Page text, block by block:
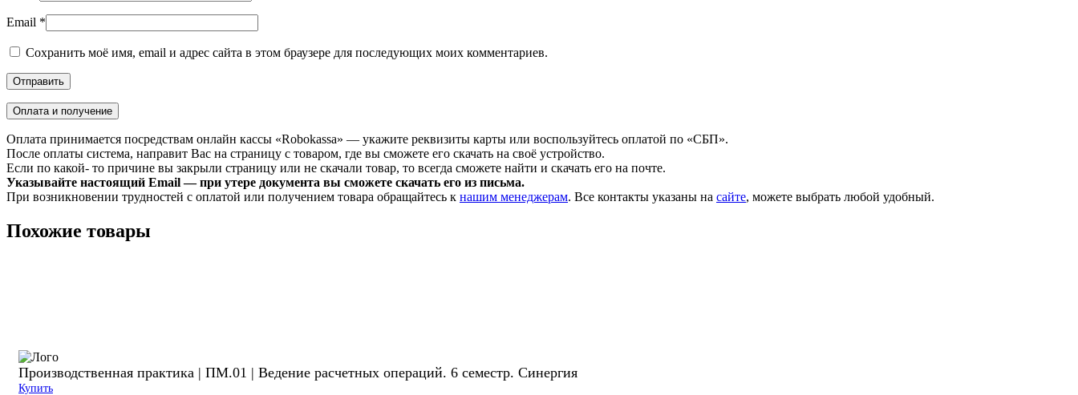
Email *
Сохранить моё имя, email и адрес сайта в этом браузере для последующих моих комментариев.
Оплата и получение
Оплата принимается посредствам онлайн кассы «Robokassa» — укажите реквизиты карты или воспользуйтесь оплатой по «СБП».
После оплаты система, направит Вас на страницу с товаром, где вы сможете его скачать на своё устройство.
Если по какой- то причине вы закрыли страницу или не скачали товар, то всегда сможете найти и скачать его на почте.
Указывайте настоящий Email — при утере документа вы сможете скачать его из письма.
При возникновении трудностей с оплатой или получением товара обращайтесь к нашим менеджерам. Все контакты указаны на сайте, можете выбрать любой удобный.
Похожие товары
Производственная практика | ПМ.01 | Ведение расчетных операций. 6 семестр. Синергия
Купить